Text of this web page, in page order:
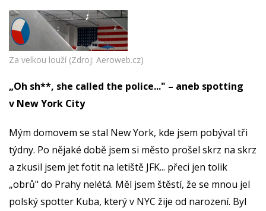
Za velkou louží (Zdroj: Aeroweb.cz)
„Oh sh**, she called the police..." – aneb spotting
v New York City
Mým domovem se stal New York, kde jsem pobýval tři
týdny. Po nějaké době jsem si město prošel skrz na skrz
a zkusil jsem jet fotit na letiště JFK... přeci jen tolik
„obrů" do Prahy nelétá. Měl jsem štěstí, že se mnou jel
polský spotter Kuba, který v NYC žije od narození. Byl